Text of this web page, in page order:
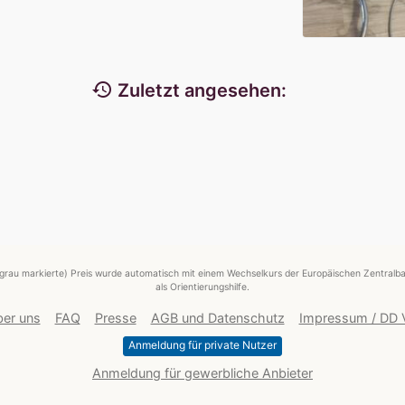
history Zuletzt angesehen:
markierte) Preis wurde automatisch mit einem Wechselkurs der Europäischen
als Orientierungshilfe.
uns FAQ Presse AGB und Datenschutz Impressum / DD
Anmeldung für private Nutzer
Anmeldung für gewerbliche Anbieter